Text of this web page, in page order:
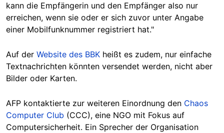
kann die Empfängerin und den Empfänger also nur
erreichen, wenn sie oder er sich zuvor unter Angabe
einer Mobilfunknummer registriert hat."
Auf der Website des BBK heißt es zudem, nur einfache
Textnachrichten könnten versendet werden, nicht aber
Bilder oder Karten.
AFP kontaktierte zur weiteren Einordnung den Chaos
Computer Club (CCC), eine NGO mit Fokus auf
Computersicherheit. Ein Sprecher der Organisation